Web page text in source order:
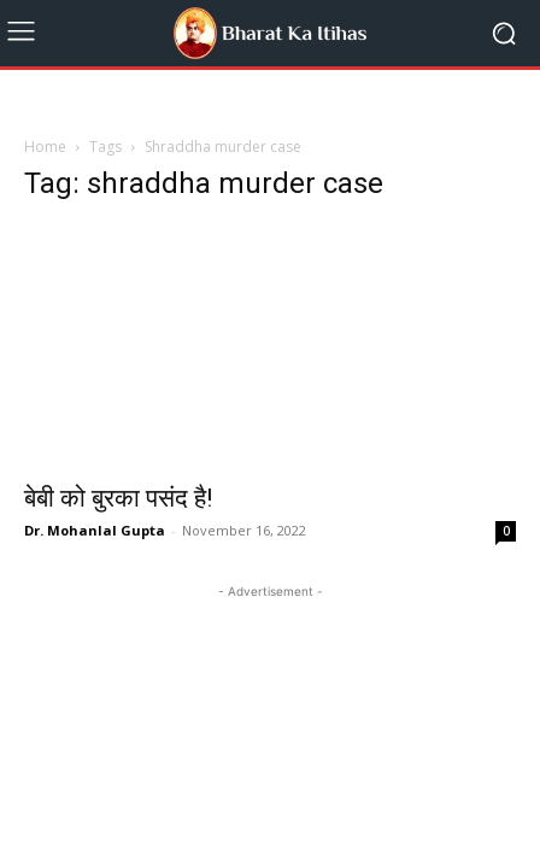
Home Tags Shraddha murder case
Tag: shraddha murder case
बेबी को बुरका पसंद है!
Dr. Mohanlal Gupta - November 16, 2022 0
- Advertisement -